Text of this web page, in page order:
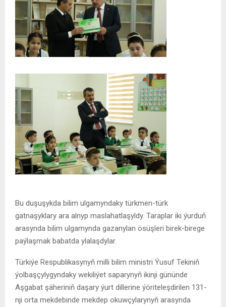
Bu duşuşykda bilim ulgamyndaky türkmen-türk
gatnaşyklary ara alnyp maslahatlaşyldy. Taraplar iki ýurduň
arasynda bilim ulgamynda gazanylan ösüşleri birek-birege
paýlaşmak babatda ylalaşdylar.
Türkiýe Respublikasynyň milli bilim ministri Ýusuf Tekiniň
ýolbaşçylygyndaky wekiliýet saparynyň ikinji gününde
Aşgabat şäheriniň daşary ýurt dillerine ýöriteleşdirilen 131-
nji orta mekdebinde mekdep okuwçylarynyň arasynda